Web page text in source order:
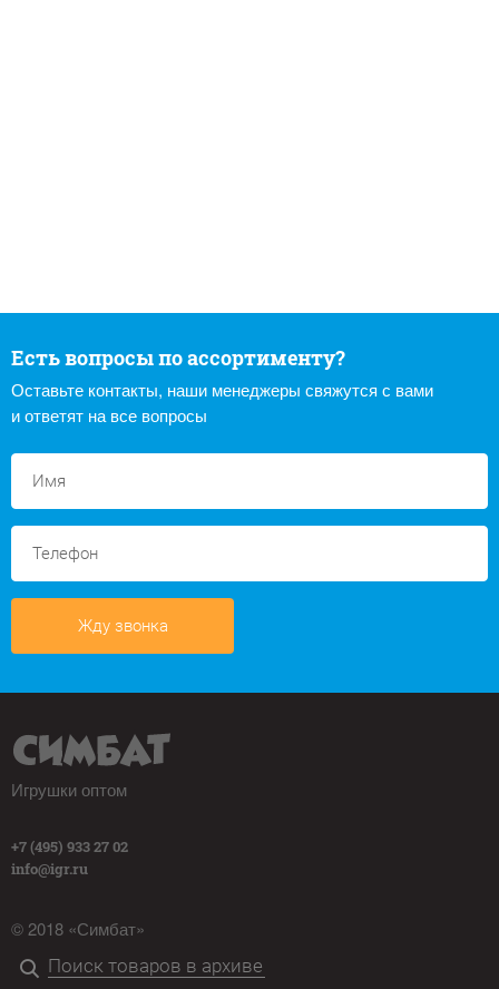
Есть вопросы по ассортименту?
Оставьте контакты, наши менеджеры свяжутся с вами
и ответят на все вопросы
Жду звонка
Игрушки оптом
+7 (495) 933 27 02
info@igr.ru
© 2018 «Симбат»